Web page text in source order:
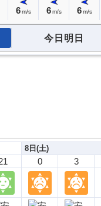
6 m/s 6 m/s 6 m/s
今日明日
8日(土)
0 3